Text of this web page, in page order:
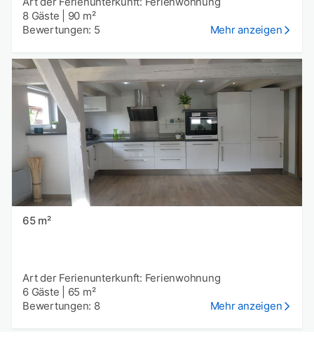
8 Gäste
90 m²
Bewertungen: 5
Mehr anzeigen
65 m²
Art der Ferienunterkunft: Ferienwohnung
6 Gäste
65 m²
Bewertungen: 8
Mehr anzeigen